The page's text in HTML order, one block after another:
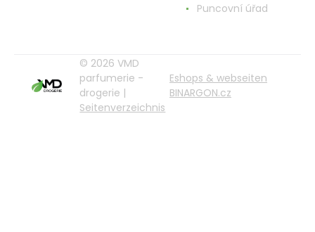
Puncovní úřad
© 2026 VMD
parfumerie -
drogerie |
Seitenverzeichnis
Eshops & webseiten
BINARGON.cz